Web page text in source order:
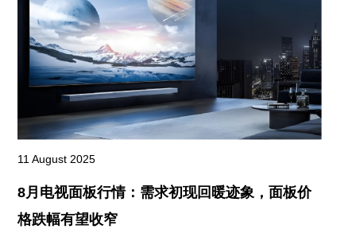
11 August 2025
8月电视面板行情：需求初现回暖迹象，面板价
格跌幅有望收窄